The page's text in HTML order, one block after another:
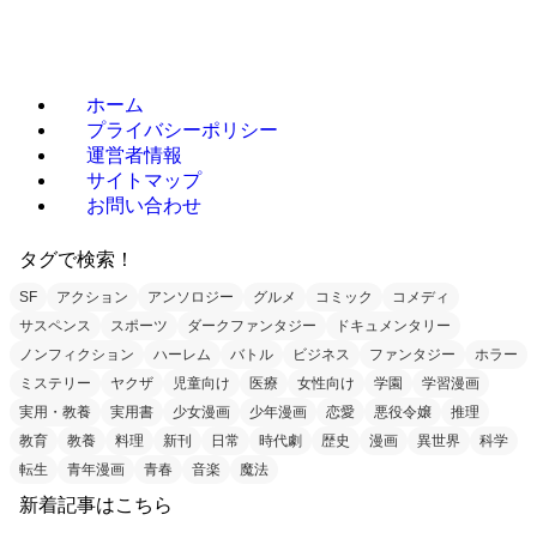
ホーム
プライバシーポリシー
運営者情報
サイトマップ
お問い合わせ
タグで検索！
SF アクション アンソロジー グルメ コミック
コメディ
サスペンス
スポーツ ダークファンタジー
ドキュメンタリー
ノンフィクション
ハーレム バトル ビジネス ファンタジー
ホラー
ミステリー
ヤクザ 児童向け 医療 女性向け 学園
学習漫画
実用・教養
実用書 少女漫画 少年漫画 恋愛 悪役令嬢
推理
教育
教養 料理 新刊 日常 時代劇 歴史 漫画 異世界
科学
転生
青年漫画 青春 音楽 魔法
新着記事はこちら